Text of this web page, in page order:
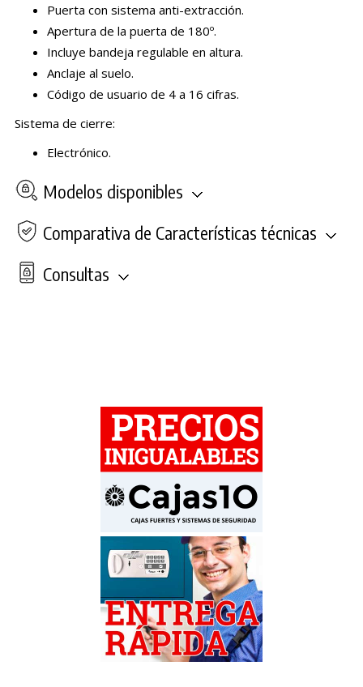
Puerta con sistema anti-extracción.
Apertura de la puerta de 180º.
Incluye bandeja regulable en altura.
Anclaje al suelo.
Código de usuario de 4 a 16 cifras.
Sistema de cierre:
Electrónico.
Modelos disponibles
Comparativa de Características técnicas
Consultas